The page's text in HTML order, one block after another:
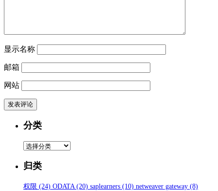
显示名称
邮箱
网站
分类
分
归类
权限 (24) ODATA (20) saplearners (10) netweaver gateway (8)